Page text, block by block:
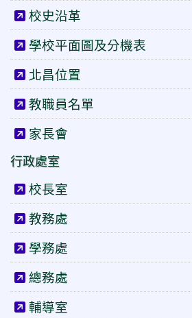
校史沿革
學校平面圖及分機表
北昌位置
教職員名單
家長會
行政處室
校長室
教務處
學務處
總務處
輔導室